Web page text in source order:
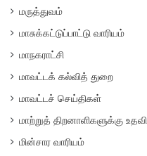
மருத்துவம்
மாசுக்கட்டுப்பாட்டு வாரியம்
மாநகராட்சி
மாவட்டக் கல்வித் துறை
மாவட்டச் செய்திகள்
மாற்றுத் திறனாளிகளுக்கு உதவி
மின்சார வாரியம்